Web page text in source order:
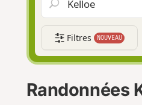
Filtres NOUVEAU
Randonnées